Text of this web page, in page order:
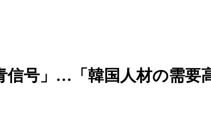
信号」…「韓国人材の需要